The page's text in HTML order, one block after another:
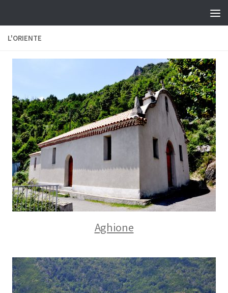
L'ORIENTE
Aghione